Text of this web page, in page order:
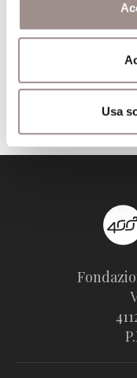
Usa
Editore
Trova il